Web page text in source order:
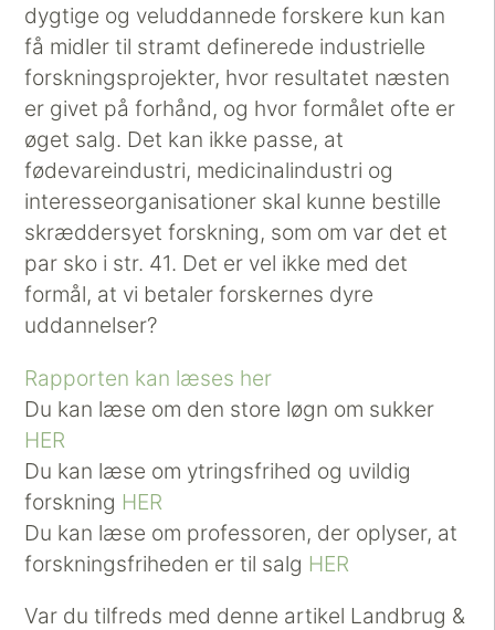
dygtige og veluddannede forskere kun kan
få midler til stramt definerede industrielle
forskningsprojekter, hvor resultatet næsten
er givet på forhånd, og hvor formålet ofte er
øget salg. Det kan ikke passe, at
fødevareindustri, medicinalindustri og
interesseorganisationer skal kunne bestille
skræddersyet forskning, som om var det et
par sko i str. 41. Det er vel ikke med det
formål, at vi betaler forskernes dyre
uddannelser?
Rapporten kan læses her
Du kan læse om den store løgn om sukker
HER
Du kan læse om ytringsfrihed og uvildig
forskning HER
Du kan læse om professoren, der oplyser, at
forskningsfriheden er til salg HER
Var du tilfreds med denne artikel Landbrug &